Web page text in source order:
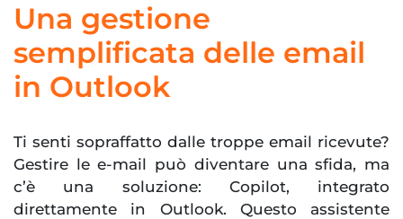
Una gestione
semplificata delle email
in Outlook
Ti senti sopraffatto dalle troppe email ricevute?
Gestire le e-mail può diventare una sfida, ma
c’è una soluzione: Copilot, integrato
direttamente in Outlook. Questo assistente